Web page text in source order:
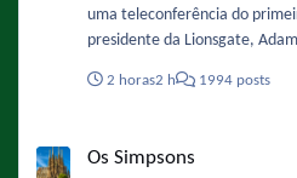
uma teleconferência do
presidente da Lionsgate,
início de 2027. Sobre a data
https://www.omelete.com.br/
2 horas2 h 1994 posts
Os Simpsons